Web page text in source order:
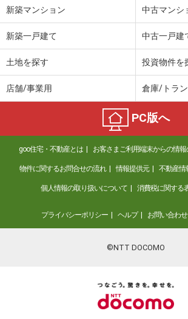
新築マンション 中古マンシ
新築一戸建て 中古一戸建
土地を探す 投資物件を
店舗/事業用 倉庫/トラ
PC版へ
goo住宅・不動産とは お客さまご利用端末からの情
物件に関するお問合せの流れ 情報提供元 不動産情
個人情報の取り扱いについて 消費税に関する
プライバシーポリシー ヘルプ お問い合わせ
©NTT DOCOMO